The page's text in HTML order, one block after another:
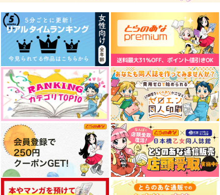
サンプル
作品詳細
サンプル
作品詳細
サンプル
作品詳細
今夜もおんしのいるバ
ーへ
恋ほたる
君呼びて、答待つ
玉の枝
肥前忠広と首に爆弾つ
けた審神者の話3
無限びすけっと